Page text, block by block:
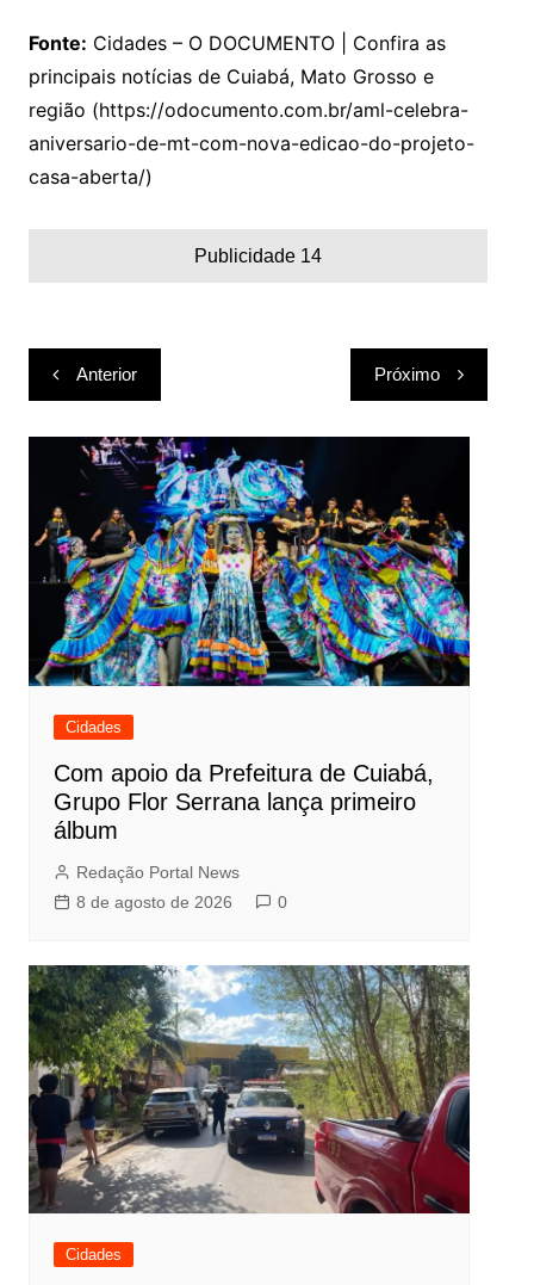
Fonte: Cidades – O DOCUMENTO | Confira as
principais notícias de Cuiabá, Mato Grosso e
região (https://odocumento.com.br/aml-celebra-
aniversario-de-mt-com-nova-edicao-do-projeto-
casa-aberta/)
Publicidade 14
Navegação
de
Post
Anterior Próximo
Cidades
Com apoio da Prefeitura de Cuiabá,
Grupo Flor Serrana lança primeiro
álbum
Redação Portal News
8 de agosto de 2026
0
Cidades